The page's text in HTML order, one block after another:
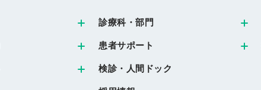
診療科・部門
患者サポート
検診・人間ドック